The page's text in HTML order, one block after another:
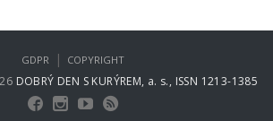
DOBRÝ DEN S KURÝREM, a. s., ISSN 1213-1385
GDPR | COPYRIGHT